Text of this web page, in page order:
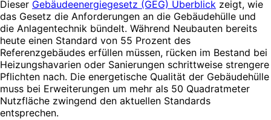
Dieser Gebäudeenergiegesetz (GEG) Überblick zeigt, wie
das Gesetz die Anforderungen an die Gebäudehülle und
die Anlagentechnik bündelt. Während Neubauten bereits
heute einen Standard von 55 Prozent des
Referenzgebäudes erfüllen müssen, rücken im Bestand bei
Heizungshavarien oder Sanierungen schrittweise strengere
Pflichten nach. Die energetische Qualität der Gebäudehülle
muss bei Erweiterungen um mehr als 50 Quadratmeter
Nutzfläche zwingend den aktuellen Standards
entsprechen.